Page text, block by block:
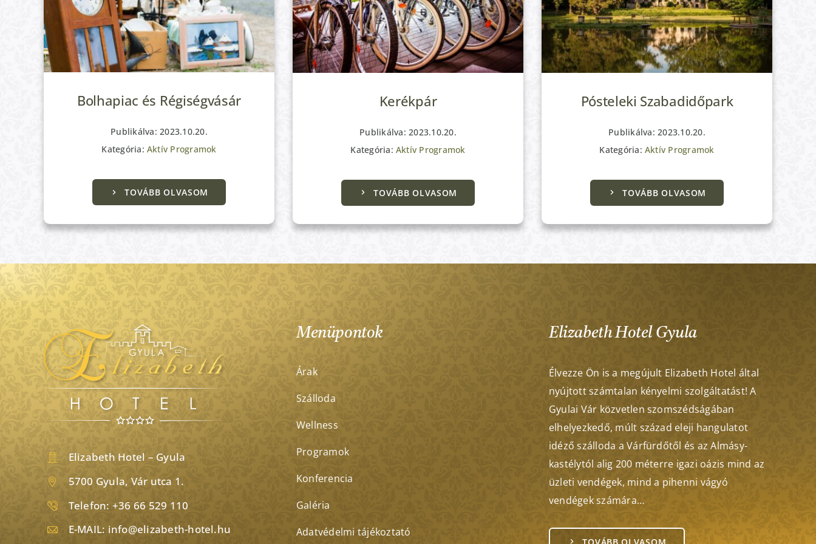
Bolhapiac és Régiségvásár
Publikálva: 2023.10.20.
Kategória:Aktív Programok
TOVÁBB OLVASOM
Kerékpár
Publikálva: 2023.10.20.
Kategória:Aktív Programok
TOVÁBB OLVASOM
Pósteleki Szabadidőpark
Publikálva: 2023.10.20.
Kategória:Aktív Programok
TOVÁBB OLVASOM
Elizabeth Hotel – Gyula
5700 Gyula, Vár utca 1.
Telefon: +36 66 529 110
E-MAIL: info@elizabeth-hotel.hu
Menüpontok
Árak
Szálloda
Wellness
Programok
Konferencia
Galéria
Adatvédelmi tájékoztató
Elizabeth Hotel Gyula
Élvezze Ön is a megújult Elizabeth Hotel által
nyújtott számtalan kényelmi szolgáltatást! A
Gyulai Vár közvetlen szomszédságában
elhelyezkedő, múlt század eleji hangulatot
idéző szálloda a Várfürdőtől és az Almásy-
kastélytól alig 200 méterre igazi oázis mind az
üzleti vendégek, mind a pihenni vágyó
vendégek számára…